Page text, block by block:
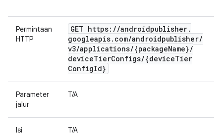
Permintaan
HTTP
GET https: //androidpublisher.
googleapis. com/androidpublisher/
v3/applications/{packageName}/
deviceTierConfigs/{deviceTier
ConfigId}
Parameter
jalur
T/A
Isi
T/A